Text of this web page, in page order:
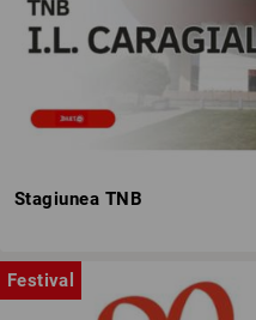
Stagiunea TNB
Festival